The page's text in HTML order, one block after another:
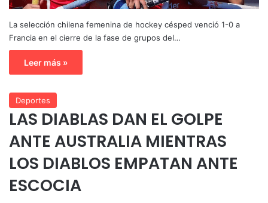
La selección chilena femenina de hockey césped venció 1-0 a
Francia en el cierre de la fase de grupos del…
Leer más »
Deportes
LAS DIABLAS DAN EL GOLPE
ANTE AUSTRALIA MIENTRAS
LOS DIABLOS EMPATAN ANTE
ESCOCIA